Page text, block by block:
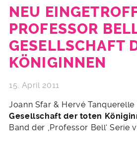
NEU
PROFESSOR
GESELLSCHAFT
KÖNIGINNEN
15. April 2011
Joann Sfar & Hervé
Gesellschaft der toten
Band der ‚Professor Bell‘ Serie